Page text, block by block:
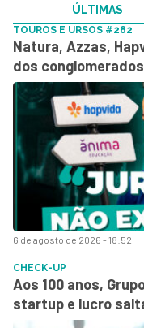
ÚLTIMAS
6 de agosto de 2026 - 18:52
TOUROS E URSOS #282
Natura, Azzas,
dos
CHECK-UP
Aos 100 anos,
startup e lucro